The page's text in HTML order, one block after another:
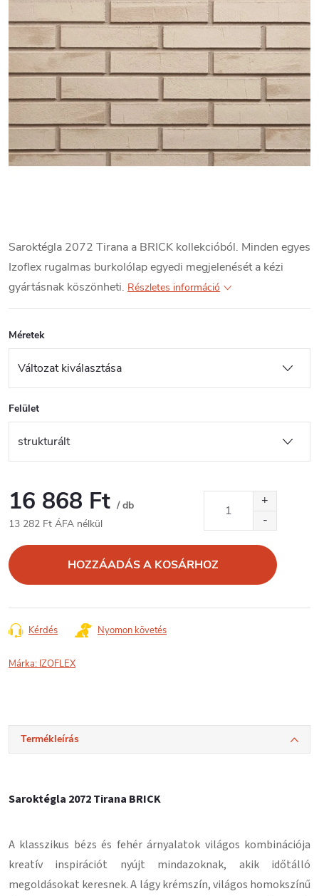
Saroktégla 2072 Tirana a BRICK kollekcióból. Minden egyes
Izoflex rugalmas burkolólap egyedi megjelenését a kézi
gyártásnak köszönheti. Részletes információ
Méretek
Felület
16 868 Ft / db
13 282 Ft ÁFA nélkül
HOZZÁADÁS A KOSÁRHOZ
Kérdés Nyomon követés
Márka: IZOFLEX
Termékleírás
Saroktégla 2072 Tirana BRICK
A klasszikus bézs és fehér árnyalatok világos kombinációja
kreatív inspirációt nyújt mindazoknak, akik időtálló
megoldásokat keresnek. A lágy krémszín, világos homokszínű